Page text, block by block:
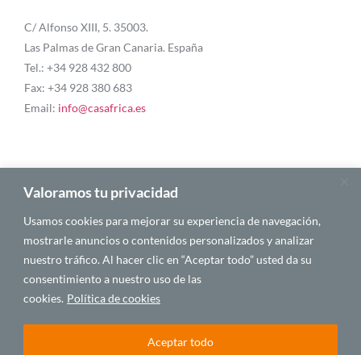
Valoramos tu privacidad
Usamos cookies para mejorar su experiencia de navegación,
mostrarle anuncios o contenidos personalizados y analizar
nuestro tráfico. Al hacer clic en “Aceptar todo” usted da su
consentimiento a nuestro uso de las
cookies. Política de cookies
Aceptar todo
C/ Alfonso XIII, 5. 35003.
Las Palmas de Gran Canaria. España
Tel.: +34 928 432 800
Fax: +34 928 380 683
Email: info@casafrica.es
Blog
Quiénes somos
Autores
Español